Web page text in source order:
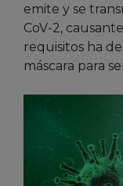
emite y se
CoV-2,
requisitos ha
máscara para